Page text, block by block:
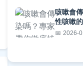
咳嗽會
性咳嗽
2026-